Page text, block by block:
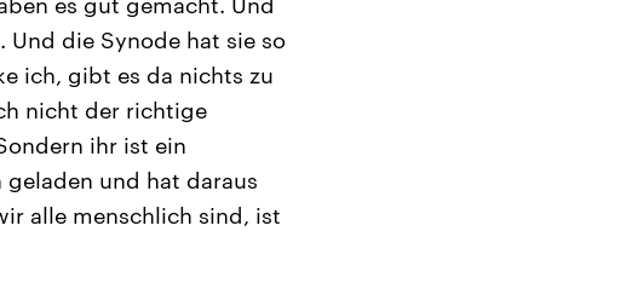
Und die Synode hat sie so
ich, gibt es da nichts zu
nicht der richtige
ihr ist ein
und hat daraus
alle menschlich sind, ist